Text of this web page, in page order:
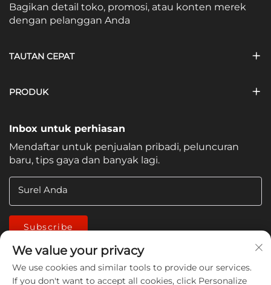
Bagikan detail toko, promosi, atau konten merek
dengan pelanggan Anda
TAUTAN CEPAT
PRODUK
Inbox untuk perhiasan
Mendaftar untuk penjualan pribadi, peluncuran
baru, tips gaya dan banyak lagi.
Surel Anda
Subscribe
We value your privacy
We use cookies and similar tools to provide our services.
If you don't want to accept all cookies, click Personalize